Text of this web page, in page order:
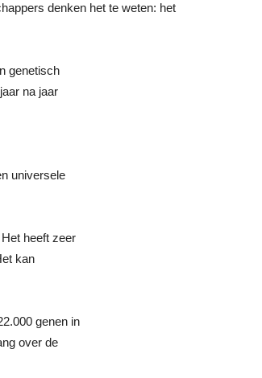
denken het te weten: het
genetisch
na jaar
universele
heeft zeer
kan
genen in
over de